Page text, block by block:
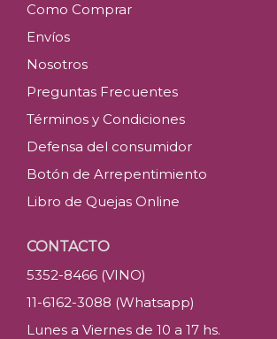
Como Comprar
Envíos
Nosotros
Preguntas Frecuentes
Términos y Condiciones
Defensa del consumidor
Botón de Arrepentimiento
Libro de Quejas Online
CONTACTO
5352-8466 (VINO)
11-6162-3088 (Whatsapp)
Lunes a Viernes de 10 a 17 hs.